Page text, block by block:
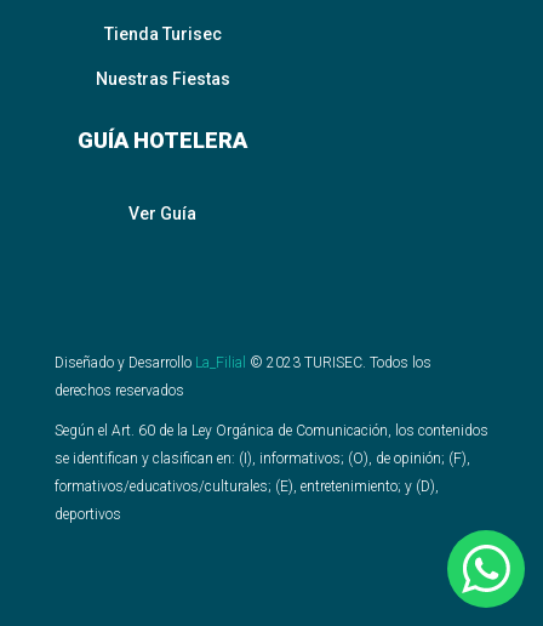
Tienda Turisec
Nuestras Fiestas
GUÍA HOTELERA
Ver Guía
Diseñado y Desarrollo La_Filial © 2023TURISEC. Todos los
derechos reservados
Según el Art. 60 de la Ley Orgánica de Comunicación, los contenidos
se identifican y clasifican en: (I), informativos; (O), de opinión; (F),
formativos/educativos/culturales; (E), entretenimiento; y (D),
deportivos